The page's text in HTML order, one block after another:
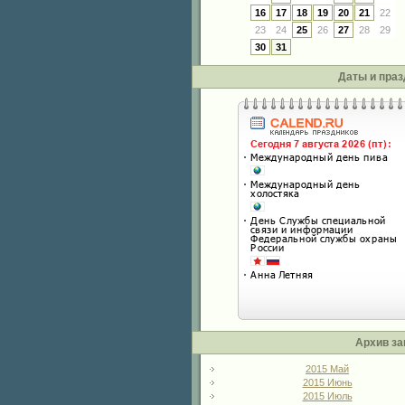
16
17 18 19 20 21
22
23
24 25 26 27 28
29
30
31
Даты и
Архив
2015 Май
2015 Июнь
2015 Июль